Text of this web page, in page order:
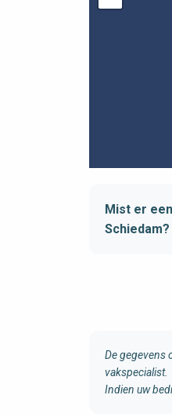
Mist er
Schiedam?
De gegevens
vakspecialist.
Indien uw